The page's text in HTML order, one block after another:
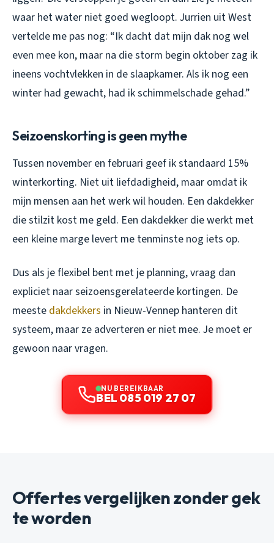
waar het water niet goed wegloopt. Jurrien uit West
vertelde me pas nog: “Ik dacht dat mijn dak nog wel
even mee kon, maar na die storm begin oktober zag ik
ineens vochtvlekken in de slaapkamer. Als ik nog een
winter had gewacht, had ik schimmelschade gehad.”
Seizoenskorting is geen mythe
Tussen november en februari geef ik standaard 15%
winterkorting. Niet uit liefdadigheid, maar omdat ik
mijn mensen aan het werk wil houden. Een dakdekker
die stilzit kost me geld. Een dakdekker die werkt met
een kleine marge levert me tenminste nog iets op.
Dus als je flexibel bent met je planning, vraag dan
expliciet naar seizoensgerelateerde kortingen. De
meeste dakdekkers in Nieuw-Vennep hanteren dit
systeem, maar ze adverteren er niet mee. Je moet er
gewoon naar vragen.
NU BEREIKBAAR
BEL 085 019 27 07
Offertes vergelijken zonder gek
te worden